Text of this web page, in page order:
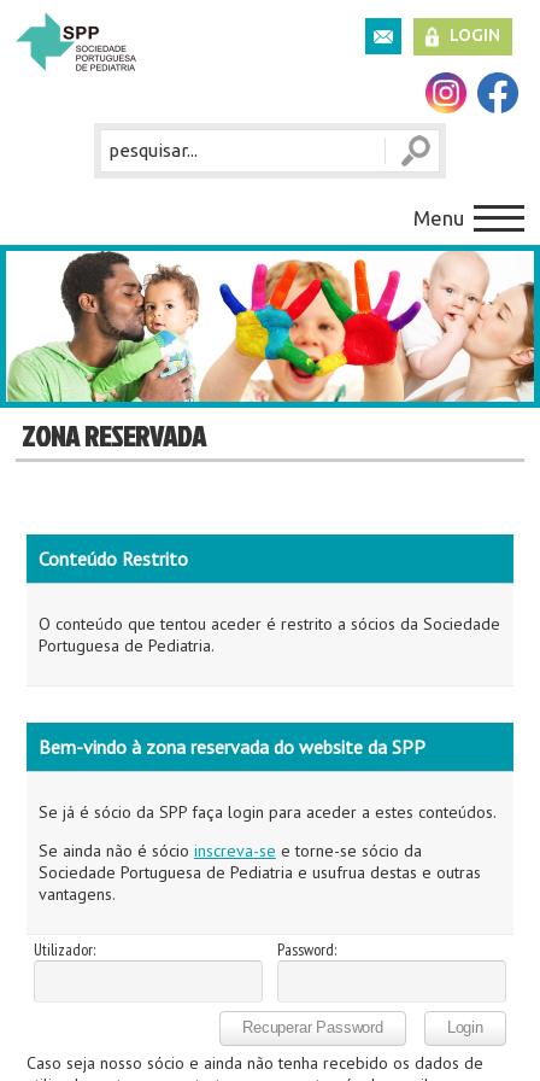
LOGIN
Menu
ZONA RESERVADA
Conteúdo Restrito
O conteúdo que tentou aceder é restrito a sócios da Sociedade
Portuguesa de Pediatria.
Bem-vindo à zona reservada do website da SPP
Se já é sócio da SPP faça login para aceder a estes conteúdos.
Se ainda não é sócio inscreva-se e torne-se sócio da
Sociedade Portuguesa de Pediatria e usufrua destas e outras
vantagens.
Utilizador: Password:
Caso seja nosso sócio e ainda não tenha recebido os dados de